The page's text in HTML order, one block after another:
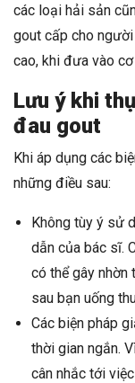
các loại hải sản
gout cấp cho
cao, khi đưa vào
Lưu ý khi
đau gout
Khi áp dụng các
những điều sau:
Không tùy ý sử
dẫn của bác sĩ.
có thể gây nhờn
sau bạn uống
Các biện pháp
thời gian ngắn.
cân nhắc tới